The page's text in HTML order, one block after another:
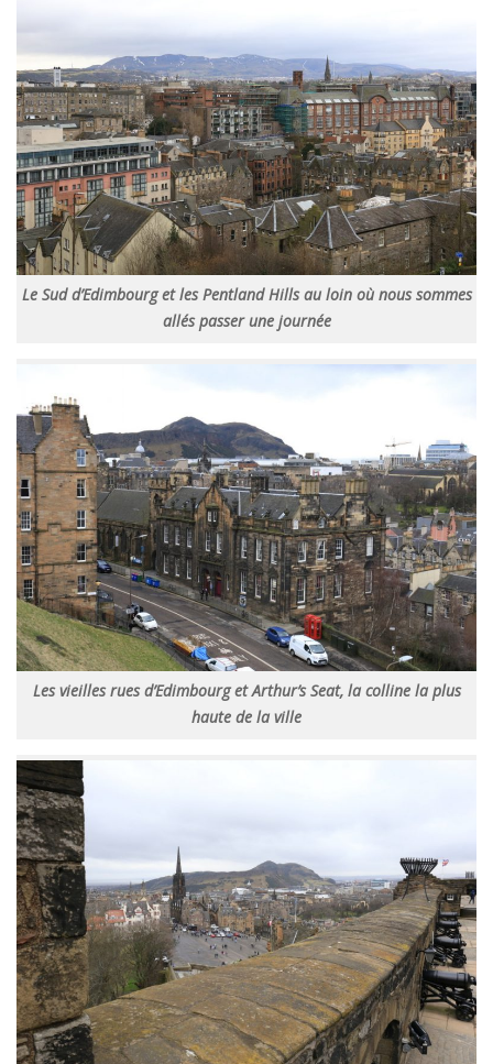
Le Sud d’Edimbourg et les Pentland Hills au loin où nous sommes
allés passer une journée
Les vieilles rues d’Edimbourg et Arthur’s Seat, la colline la plus
haute de la ville